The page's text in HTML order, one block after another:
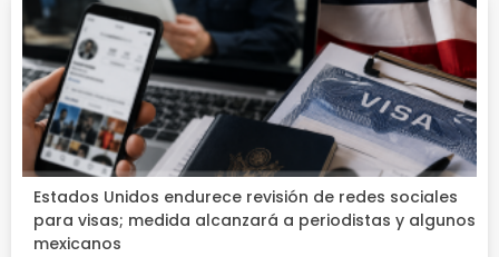
Estados Unidos endurece revisión de redes sociales
para visas; medida alcanzará a periodistas y algunos
mexicanos